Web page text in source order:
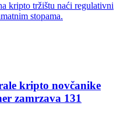
kripto tržištu naći regulativni
stopama.
kripto novčanike
zamrzava 131